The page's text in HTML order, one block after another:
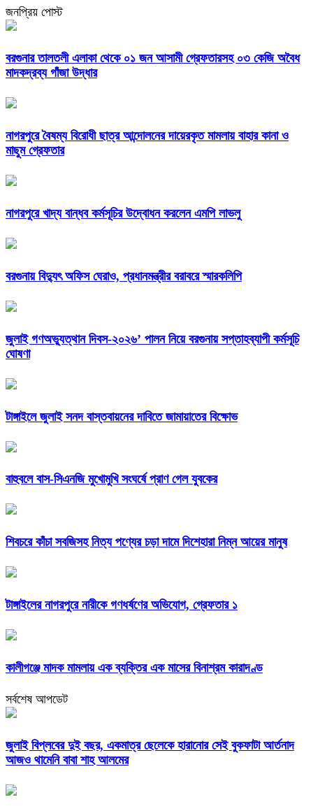
জনপ্রিয় পোস্ট
বরগুনার তালতলী এলাকা থেকে ০১ জন আসামী গ্রেফতারসহ ০৩ কেজি অবৈধ
মাদকদ্রব্য গাঁজা উদ্ধার
নাগরপুরে বৈষম্য বিরোধী ছাত্র আন্দোলনের দায়েরকৃত মামলায় বাহার কানা ও
মাছুম গ্রেফতার
নাগরপুরে খাদ্য বান্ধব কর্মসূচির উদ্বোধন করলেন এমপি লাভলু
বরগুনায় বিদ্যুৎ অফিস ঘেরাও, প্রধানমন্ত্রীর বরাবরে স্মারকলিপি
জুলাই গণঅভ্যুত্থান দিবস-২০২৬’ পালন নিয়ে বরগুনায় সপ্তাহব্যাপী কর্মসূচি
ঘোষণা
টাঙ্গাইলে জুলাই সনদ বাস্তবায়নের দাবিতে জামায়াতের বিক্ষোভ
বাহুবলে বাস-সিএনজি মুখোমুখি সংঘর্ষে প্রাণ গেল যুবকের
শিবচরে কাঁচা সবজিসহ নিত্য পণ্যের চড়া দামে দিশেহারা নিম্ন আয়ের মানুষ
টাঙ্গাইলের নাগরপুরে নারীকে গণধর্ষণের অভিযোগ, গ্রেফতার ১
কালীগঞ্জে মাদক মামলায় এক ব্যক্তির এক মাসের বিনাশ্রম কারাদণ্ড
সর্বশেষ আপডেট
জুলাই বিপ্লবের দুই বছর, একমাত্র ছেলেকে হারানোর সেই বুকফাটা আর্তনাদ
আজও থামেনি বাবা শাহ আলমের